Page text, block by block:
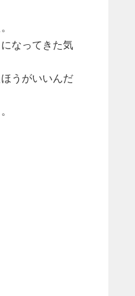
なってきた気
うがいいんだ